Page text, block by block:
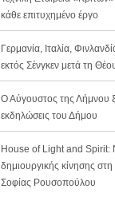
κάθε επιτυχημένο έργο
Γερμανία, Ιταλία,
εκτός Σένγκεν μετά τη
Ο Αύγουστος της Λήμνου
εκδηλώσεις του Δήμου
House of Light and Spirit:
δημιουργικής κίνησης
Σοφίας Ρουσοπούλου